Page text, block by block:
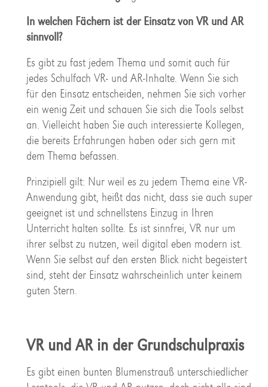
In welchen Fächern ist der Einsatz von VR und AR
sinnvoll?
Es gibt zu fast jedem Thema und somit auch für
jedes Schulfach VR- und AR-Inhalte. Wenn Sie sich
für den Einsatz entscheiden, nehmen Sie sich vorher
ein wenig Zeit und schauen Sie sich die Tools selbst
an. Vielleicht haben Sie auch interessierte Kollegen,
die bereits Erfahrungen haben oder sich gern mit
dem Thema befassen.
Prinzipiell gilt: Nur weil es zu jedem Thema eine VR-
Anwendung gibt, heißt das nicht, dass sie auch super
geeignet ist und schnellstens Einzug in Ihren
Unterricht halten sollte. Es ist sinnfrei, VR nur um
ihrer selbst zu nutzen, weil digital eben modern ist.
Wenn Sie selbst auf den ersten Blick nicht begeistert
sind, steht der Einsatz wahrscheinlich unter keinem
guten Stern.
VR und AR in der Grundschulpraxis
Es gibt einen bunten Blumenstrauß unterschiedlicher